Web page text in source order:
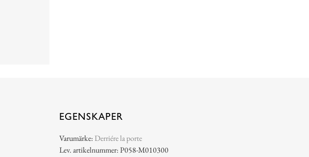
EGENSKAPER
Varumärke: Derriére la porte
Lev. artikelnummer: P058-M010300